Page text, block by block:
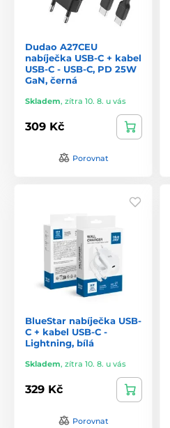
Dudao A27CEU
nabíječka USB-C + kabel
USB-C - USB-C, PD 25W
GaN, černá
Skladem, zítra 10. 8. u vás
309 Kč
Porovnat
BlueStar nabíječka USB-
C + kabel USB-C -
Lightning, bílá
Skladem, zítra 10. 8. u vás
329 Kč
Porovnat